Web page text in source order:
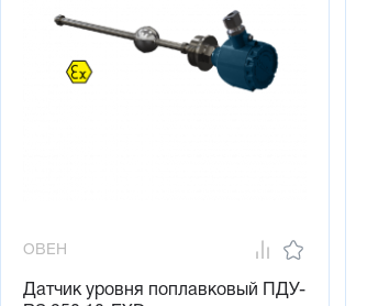
ОВЕН
Датчик уровня поплавковый ПДУ-